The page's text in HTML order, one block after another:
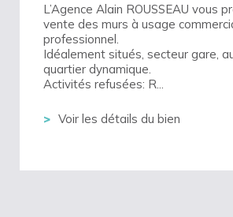
L’Agence Alain ROUSSEAU vous
vente des murs à usage
professionnel.
Idéalement situés, secteur gare,
quartier dynamique.
Activités refusées: R...
Voir les détails du bien